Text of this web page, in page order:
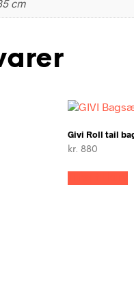
cm
Givi Roll tail
kr. 880